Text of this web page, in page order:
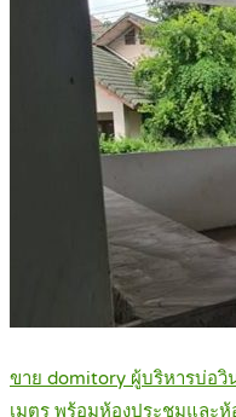
ขาย domitory ผู้บริหารบ่อวิ
เมตร พร้อมห้องประชุมและ